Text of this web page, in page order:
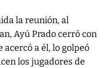
la reunión, al
Ayú Prado cerró con
a él, lo golpeó
los jugadores de